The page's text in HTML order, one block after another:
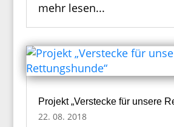
mehr lesen...
Projekt „Verstecke für unsere
22. 08. 2018